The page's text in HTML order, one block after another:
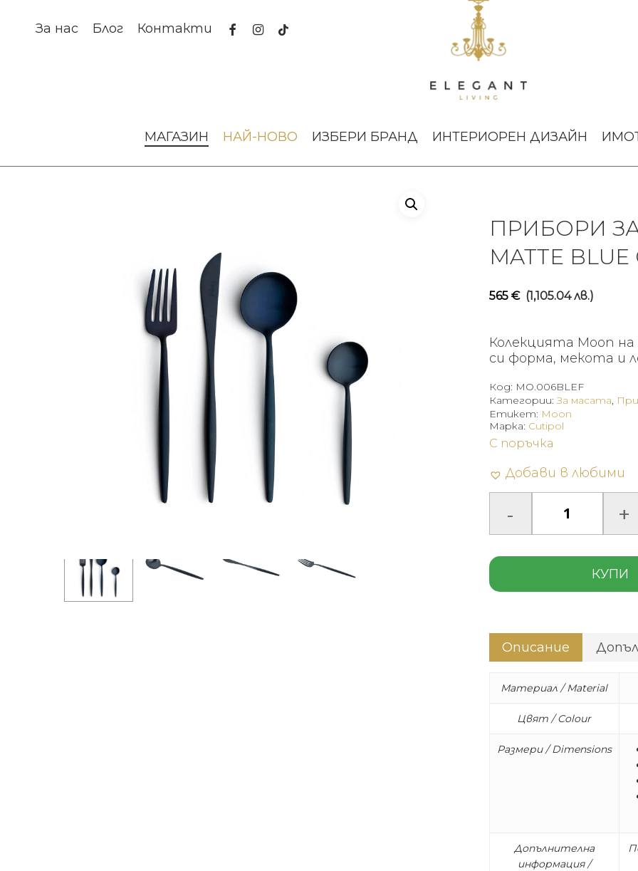
За нас Блог Контакти facebookinstagram
tiktok
МАГАЗИН НАЙ-НОВО ИЗБЕРИ БРАНД ИНТЕРИОРЕН ДИЗАЙН
ПРИБОРИ
MATTE
565 € (1,105.04 лв.)
Колекцията Moon
си форма, мекота и
Код: MO.006BLEF
Категории:За масата,
Етикет: Moon
С поръчка
Добави в любими
КУПИ
Марка: Cutipol
Описание
Материал / Material
Цвят / Colour
Размери / Dimensions
Допълнителна
информация /